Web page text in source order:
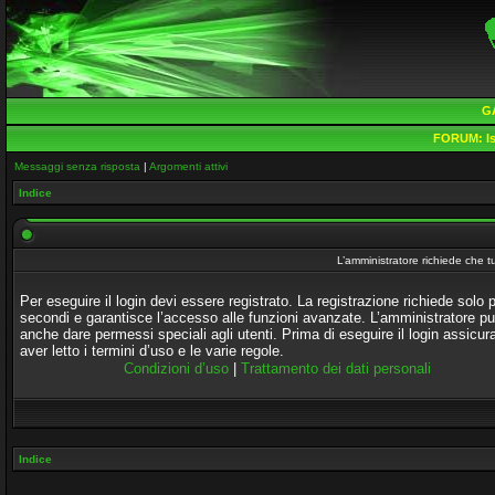
FORUM:
Messaggi senza risposta | Argomenti attivi
Indice
L’amministratore richiede che
Per eseguire il login devi essere registrato. La registrazione richiede solo
secondi e garantisce l’accesso alle funzioni avanzate. L’amministratore
anche dare permessi speciali agli utenti. Prima di eseguire il login
aver letto i termini d’uso e le varie regole.
Condizioni d’uso
Trattamento dei dati personali
Indice